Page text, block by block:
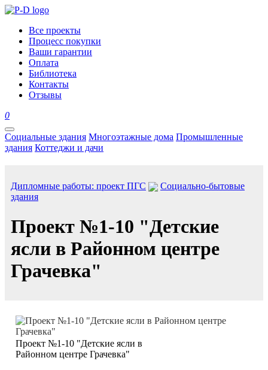
Все проекты
Процесс покупки
Ваши гарантии
Оплата
Библиотека
Контакты
Отзывы
0
Социальные здания Многоэтажные дома Промышленные
здания Коттеджи и дачи
Дипломные работы: проект ПГС
Социально-бытовые
здания
Проект №1-10 "Детские
ясли в Районном центре
Грачевка"
Проект №1-10 "Детские ясли в
Районном центре Грачевка"